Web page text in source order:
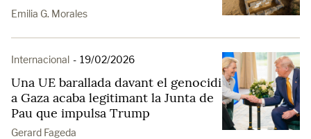
Emilia G. Morales
Internacional - 19/02/2026
Una UE barallada davant el genocidi
a Gaza acaba legitimant la Junta de
Pau que impulsa Trump
Gerard Fageda